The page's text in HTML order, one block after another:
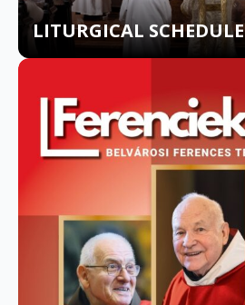
LITURGICAL SCHEDULE